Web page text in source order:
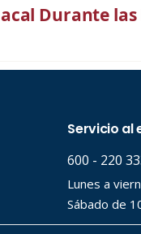
Durante las